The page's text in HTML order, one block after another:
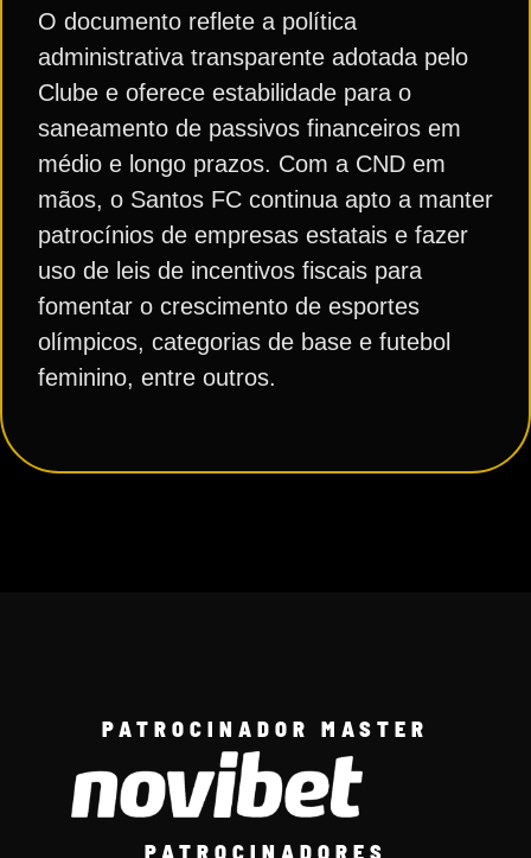
O documento reflete a política
administrativa transparente adotada pelo
Clube e oferece estabilidade para o
saneamento de passivos financeiros em
médio e longo prazos. Com a CND em
mãos, o Santos FC continua apto a manter
patrocínios de empresas estatais e fazer
uso de leis de incentivos fiscais para
fomentar o crescimento de esportes
olímpicos, categorias de base e futebol
feminino, entre outros.
PATROCINADOR MASTER
PATROCINADORES